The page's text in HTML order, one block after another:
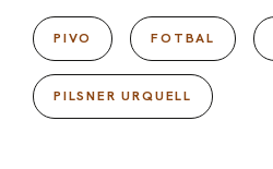
PIVO FOTBAL
PILSNER URQUELL